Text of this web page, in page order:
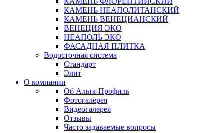
КАМЕНЬ НЕАПОЛИТАНСКИЙ
КАМЕНЬ ВЕНЕЦИАНСКИЙ
ВЕНЕЦИЯ ЭКО
НЕАПОЛЬ ЭКО
ФАСАДНАЯ ПЛИТКА
Водосточная система
Стандарт
Элит
О компании
Об Альта-Профиль
Фотогалерея
Видеогалерея
Отзывы
Часто задаваемые вопросы